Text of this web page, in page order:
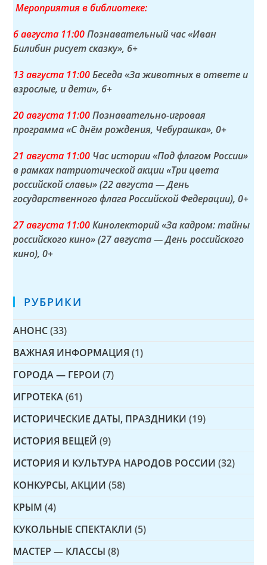
Мероприятия в библиотеке:
6 августа 11:00Познавательный час «Иван
Билибин рисует сказку», 6+
13 августа 11:00Беседа «За животных в ответе и
взрослые, и дети», 6+
20 августа 11:00Познавательно-игровая
программа «С днём рождения, Чебурашка», 0+
21 августа 11:00 Час истории «Под флагом России»
в рамках патриотической акции «Три цвета
российской славы» (22 августа — День
государственного флага Российской Федерации), 0+
27 августа 11:00Кинолекторий «За кадром: тайны
российского кино» (27 августа — День российского
кино), 0+
РУБРИКИ
АНОНС (33)
ВАЖНАЯ ИНФОРМАЦИЯ (1)
ГОРОДА — ГЕРОИ (7)
ИГРОТЕКА (61)
ИСТОРИЧЕСКИЕ ДАТЫ, ПРАЗДНИКИ (19)
ИСТОРИЯ ВЕЩЕЙ (9)
ИСТОРИЯ И КУЛЬТУРА НАРОДОВ РОССИИ (32)
КОНКУРСЫ, АКЦИИ (58)
КРЫМ (4)
КУКОЛЬНЫЕ СПЕКТАКЛИ (5)
МАСТЕР — КЛАССЫ (8)